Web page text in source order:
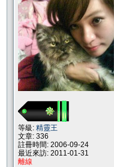
等級: 精靈王
文章: 336
註冊時間: 2006-09-24
最近來訪: 2011-01-31
離線